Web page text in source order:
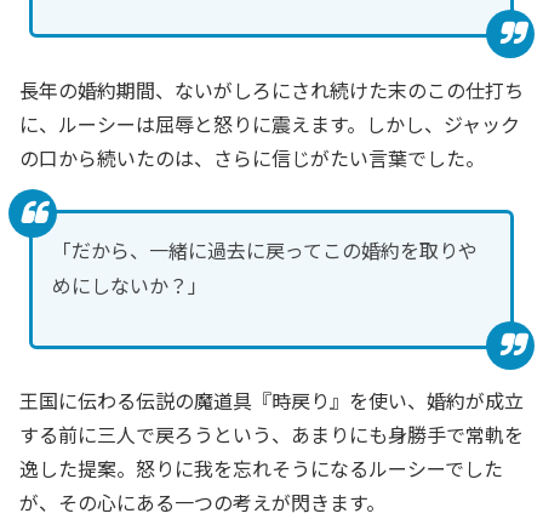
長年の婚約期間、ないがしろにされ続けた末のこの仕打ち
に、ルーシーは屈辱と怒りに震えます。しかし、ジャック
の口から続いたのは、さらに信じがたい言葉でした。
「だから、一緒に過去に戻ってこの婚約を取りや
めにしないか？」
王国に伝わる伝説の魔道具『時戻り』を使い、婚約が成立
する前に三人で戻ろうという、あまりにも身勝手で常軌を
逸した提案。怒りに我を忘れそうになるルーシーでした
が、その心にある一つの考えが閃きます。